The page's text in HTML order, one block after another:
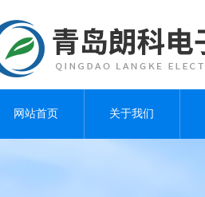
网站首页 关于我们